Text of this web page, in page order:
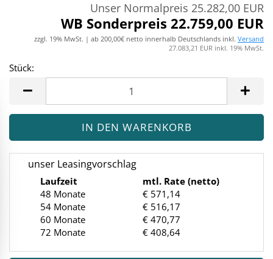
Unser Normalpreis 25.282,00 EUR
WB Sonderpreis 22.759,00 EUR
zzgl. 19% MwSt. | ab 200,00€ netto innerhalb Deutschlands inkl. Versand
27.083,21 EUR inkl. 19% MwSt.
Stück:
unser Leasingvorschlag
Laufzeit
mtl. Rate (netto)
48 Monate
€ 571,14
54 Monate
€ 516,17
60 Monate
€ 470,77
72 Monate
€ 408,64